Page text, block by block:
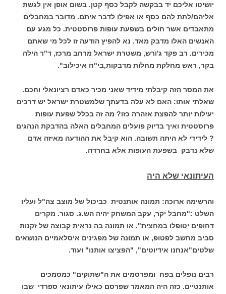
יושיטו אליכם יד בבקשה לקבל כסף קטן. בשום אופן אין לגשת
אליהם/לתת להם כסף או אפילו לדבר איתם. מדובר במחבלים
מתאבדים אשר חולים בשפעת עופות פרוסטטית. כל מגע עם
האנשים האלו מדבק מאד. נא להפיץ הודעה זו לכל מי שאתם
מכירים. רב פקד ג'ורש, משטרת ישראל מרחב מרכז, ד"ר הילה
בקר, ראש מחלקת מחלות מדבקות,בי"ח איכילוב".
את המסר הזה קיבלתי מידיד שאני מכיר כאדם רציונאלי וחכם.
שאלתי אותו: האם לא עלה בדעתך שלמשטרת ישראל יש דרכים
יעילות יותר להפצת אזהרה כזו? מה זה בכלל שפעת עופות
פרוסטטית ואיך בדיוק פועלים המחבלים האלה בהדבקת הנהגים
? לידידי לא היתה תשובה. הוא קיבל את ההודעה מאיזה אדם
שלא נדבק בשפעת העופות אלא בחרדה.
העיתונאי שלא היה
והרשימה ארוכה: תמונה אותנטית כביכול של מוצב צה"ל ועליו
השלט :"מחבל יקר, עקב המשחק יהיה הש.ג. סגור. מקרים
דחופים יטופלו במחצית". או תמונה בה נראית קבוצה של זקנות
סביב מחשב לפטופ, או תמונה של מפגינים איסלאמיים הנושאים
שלטים"אנחנו אידיוטים", "הפציצו אותנו" ועוד.
רבים נופלים בפח ומפרסמים את ה"שתוקים" כמסמכים
אותנטיים. כזה היה המאמר שפרסם כאילו עיתונאי ספרדי שבו